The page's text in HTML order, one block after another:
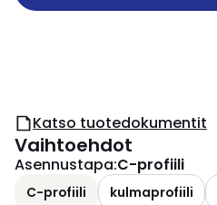
Katso tuotedokumentit
Vaihtoehdot
Asennustapa:C-profiili
C-profiili kulmaprofiili